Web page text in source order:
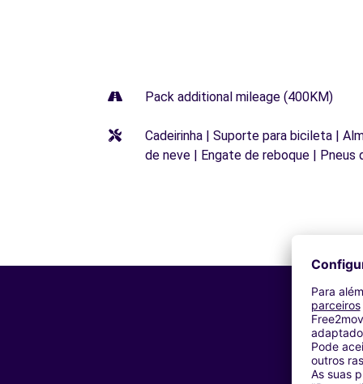
Pack additional mileage (400KM)
Cadeirinha | Suporte para bicileta |
de neve | Engate de reboque | Pneus